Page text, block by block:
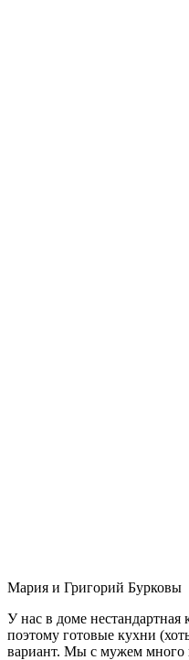
Мария и Григорий Бурковы
У нас в доме нестандартная
поэтому готовые кухни
вариант. Мы с мужем много